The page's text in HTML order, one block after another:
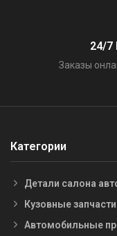
24/7
Заказы
Категории
Детали салона
Кузовные запчасти
Автомобильные